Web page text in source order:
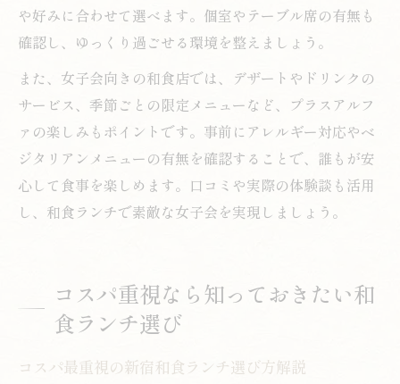
や好みに合わせて選べます。個室やテーブル席の有無も
確認し、ゆっくり過ごせる環境を整えましょう。
また、女子会向きの和食店では、デザートやドリンクの
サービス、季節ごとの限定メニューなど、プラスアルフ
ァの楽しみもポイントです。事前にアレルギー対応やベ
ジタリアンメニューの有無を確認することで、誰もが安
心して食事を楽しめます。口コミや実際の体験談も活用
し、和食ランチで素敵な女子会を実現しましょう。
コスパ重視なら知っておきたい和
食ランチ選び
コスパ最重視の新宿和食ランチ選び方解説